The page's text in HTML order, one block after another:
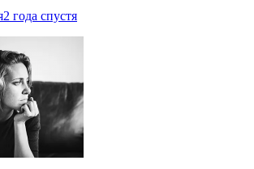
2 года спустя